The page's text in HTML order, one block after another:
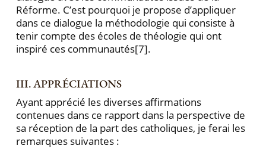
Réforme. C’est pourquoi je pro­pose d’appliquer
dans ce dialogue la méthodologie qui consiste à
tenir compte des écoles de théologie qui ont
inspiré ces communautés[7].
III. APPRÉCIATIONS
Ayant apprécié les diverses affirmations
contenues dans ce rapport dans la perspective de
sa réception de la part des catholiques, je ferai les
remarques suivantes :